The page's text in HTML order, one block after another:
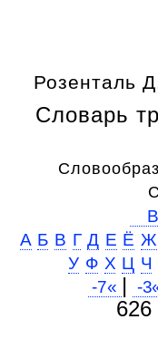
Розенталь
Словарь
В
А Б В Г Д Е Ё Ж
У Ф Х Ц Ч
-7« | -
626